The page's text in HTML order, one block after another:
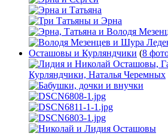
Осташовы и Курляндчики (8